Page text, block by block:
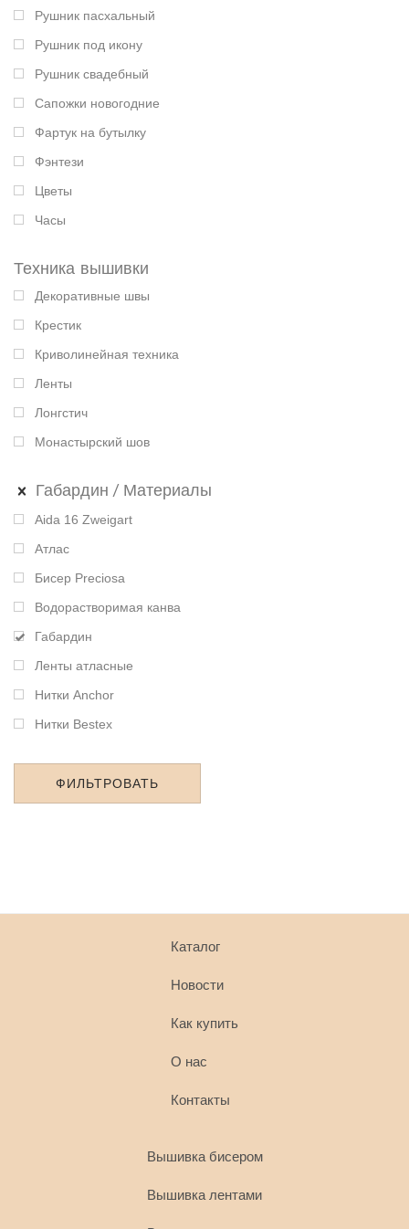
Рушник пасхальный
Рушник под икону
Рушник свадебный
Сапожки новогодние
Фартук на бутылку
Фэнтези
Цветы
Часы
Техника вышивки
Декоративные швы
Крестик
Криволинейная техника
Ленты
Лонгстич
Монастырский шов
Габардин Материалы
Aida 16 Zweigart
Атлас
Бисер Preciosa
Водорастворимая канва
Габардин
Ленты атласные
Нитки Anchor
Нитки Bestex
ФИЛЬТРОВАТЬ
Каталог
Новости
Как купить
О наc
Контакты
Вышивка бисером
Вышивка лентами